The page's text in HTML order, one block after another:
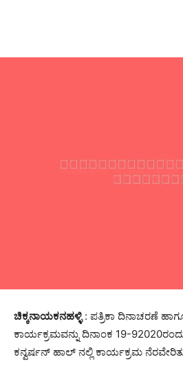
ಚಿಕ್ಕನಾಯಕನಹಳ್ಳಿ: ಪತ್ರಿಕಾ ದಿನಾಚರಣೆ
ಕಾರ್ಯಕ್ರಮವನ್ನು ದಿನಾಂಕ 19-
ಕನ್ವರ್ಷನ್ ಹಾಲ್ ನಲ್ಲಿ ಕಾರ್ಯಕ್ರಮ